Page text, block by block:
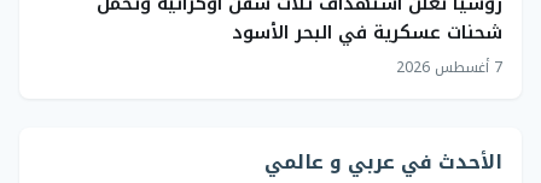
شحنات عسكرية في البحر الأسود
7 أغسطس 2026
الأحدث في عربي و عالمي